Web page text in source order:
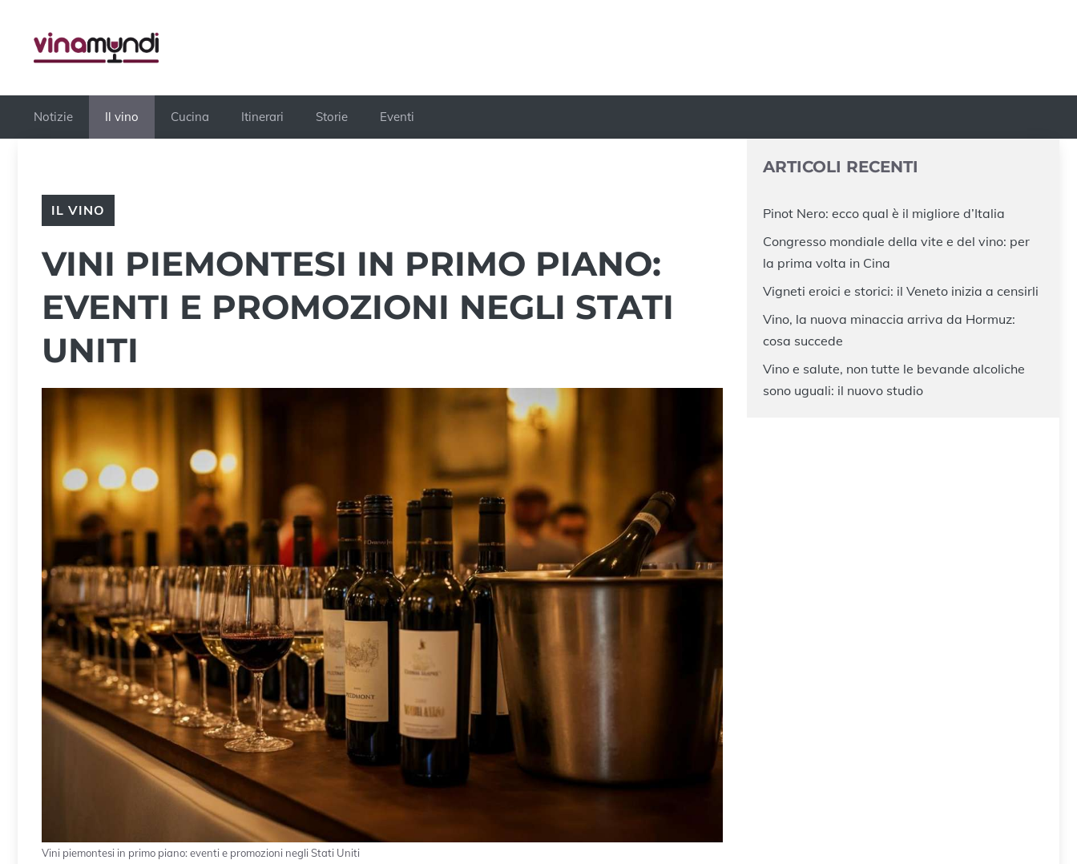
contenuto
Notizie Il vino Cucina Itinerari Storie Eventi
IL VINO
VINI PIEMONTESI IN PRIMO PIANO:
EVENTI E PROMOZIONI NEGLI STATI
UNITI
Vini piemontesi in primo piano: eventi e promozioni negli Stati Uniti
ARTICOLI RECENTI
Pinot Nero: ecco qual è il migliore d’Italia
Congresso mondiale della vite e del vino: per
la prima volta in Cina
Vigneti eroici e storici: il Veneto inizia a censirli
Vino, la nuova minaccia arriva da Hormuz:
cosa succede
Vino e salute, non tutte le bevande alcoliche
sono uguali: il nuovo studio